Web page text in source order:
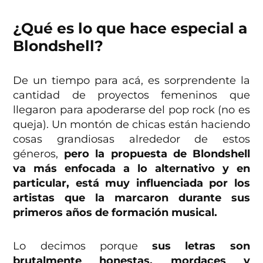
¿Qué es lo que hace especial a
Blondshell?
De un tiempo para acá, es sorprendente la
cantidad de proyectos femeninos que
llegaron para apoderarse del pop rock (no es
queja). Un montón de chicas están haciendo
cosas grandiosas alrededor de estos
géneros, pero la propuesta de Blondshell
va más enfocada a lo alternativo y en
particular, está muy influenciada por los
artistas que la marcaron durante sus
primeros años de formación musical.
Lo decimos porquesus letras son